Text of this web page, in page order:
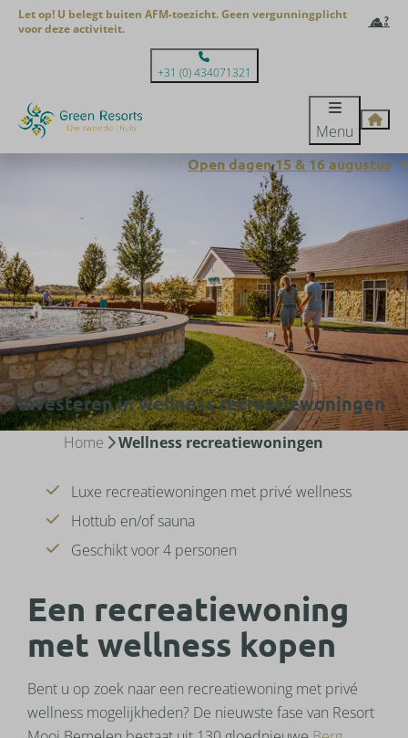
Let op! U belegt buiten AFM-toezicht. Geen vergunningplicht
voor deze activiteit.
+31 (0) 434071321
Menu
Investeren in wellness recreatiewoningen
Open dagen 15 & 16 augustus
Home Wellness recreatiewoningen
Luxe recreatiewoningen met privé wellness
Hottub en/of sauna
Geschikt voor 4 personen
Een recreatiewoning
met wellness kopen
Bent u op zoek naar een recreatiewoning met privé
wellness mogelijkheden? De nieuwste fase van Resort